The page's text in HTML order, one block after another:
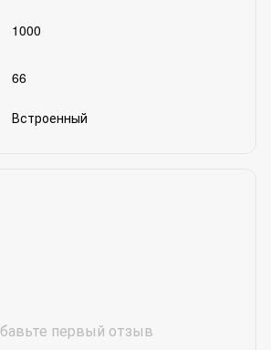
1000
66
Встроенный
первый отзыв